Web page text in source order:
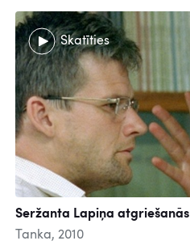
Skatīties
Seržanta Lapiņa atgriešanās
Tanka, 2010